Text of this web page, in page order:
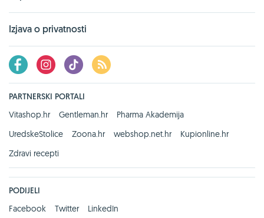
Izjava o privatnosti
PARTNERSKI PORTALI
Vitashop.hr
Gentleman.hr
Pharma Akademija
UredskeStolice
Zoona.hr webshop.net.hr
Kupionline.hr
Zdravi recepti
PODIJELI
Facebook
Twitter LinkedIn